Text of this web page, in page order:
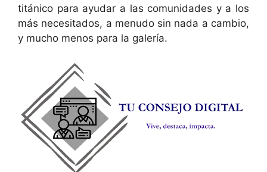
titánico para ayudar a las comunidades y a los
más necesitados, a menudo sin nada a cambio,
y mucho menos para la galería.